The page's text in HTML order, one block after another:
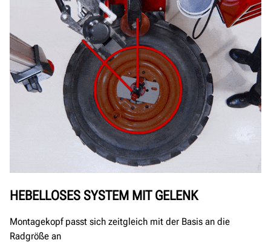
HEBELLOSES SYSTEM MIT GELENK
Montagekopf passt sich zeitgleich mit der Basis an die
Radgröße an